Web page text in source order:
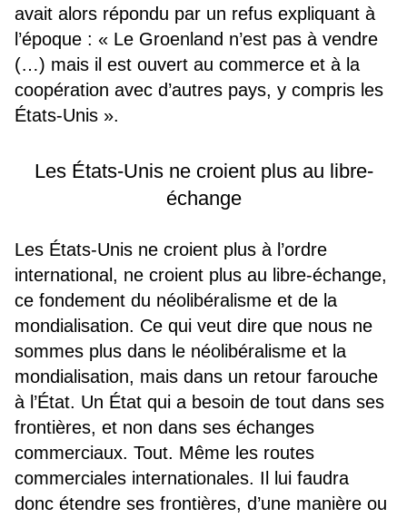
avait alors répondu par un refus expliquant à
l’époque : « Le Groenland n’est pas à vendre
(…) mais il est ouvert au commerce et à la
coopération avec d’autres pays, y compris les
États-Unis ».
Les États-Unis ne croient plus au libre-
échange
Les États-Unis ne croient plus à l’ordre
international, ne croient plus au libre-échange,
ce fondement du néolibéralisme et de la
mondialisation. Ce qui veut dire que nous ne
sommes plus dans le néolibéralisme et la
mondialisation, mais dans un retour farouche
à l’État. Un État qui a besoin de tout dans ses
frontières, et non dans ses échanges
commerciaux. Tout. Même les routes
commerciales internationales. Il lui faudra
donc étendre ses frontières, d’une manière ou